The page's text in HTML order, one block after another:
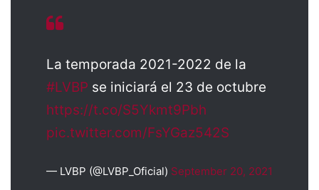
La temporada 2021-2022 de la
#LVBP se iniciará el 23 de octubre
https://t.co/S5Ykmt9Pbh
pic.twitter.com/FsYGaz542S
— LVBP (@LVBP_Oficial) September 20, 2021